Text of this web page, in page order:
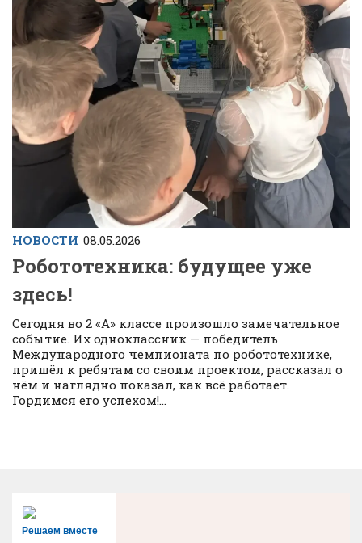
НОВОСТИ 08.05.2026
Робототехника: будущее уже
здесь!
Сегодня во 2 «А» классе произошло замечательное
событие. Их одноклассник — победитель
Международного чемпионата по робототехнике,
пришёл к ребятам со своим проектом, рассказал о
нём и наглядно показал, как всё работает.
Гордимся его успехом!...
Решаем вместе